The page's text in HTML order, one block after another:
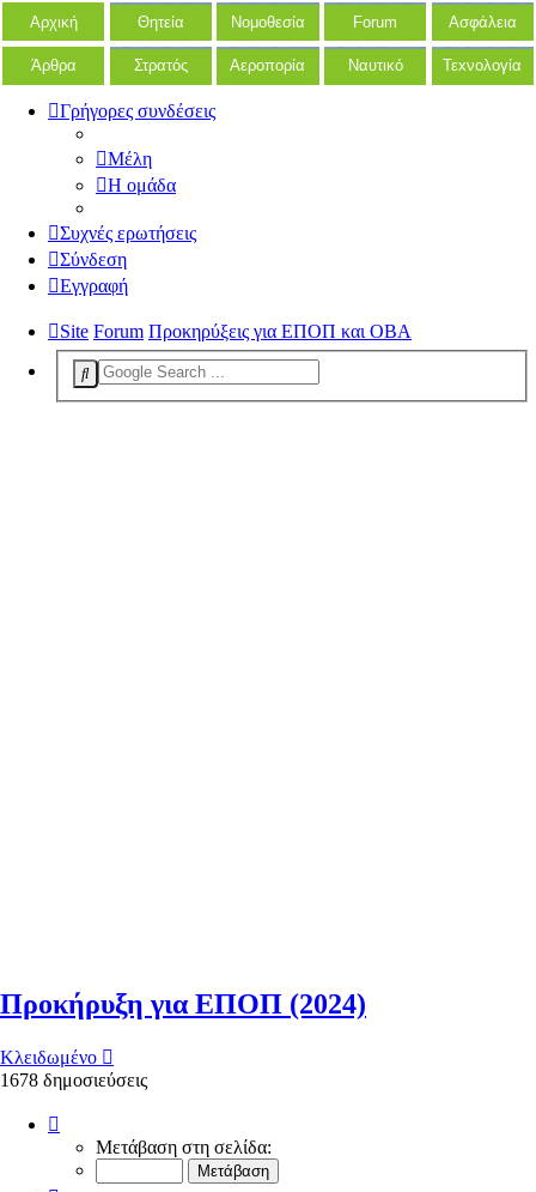
Αρχική Θητεία Νομοθεσία Forum Ασφάλεια
Άρθρα Στρατός Αεροπορία Ναυτικό Τεxνολογία
Γρήγορες συνδέσεις
Μέλη
Η ομάδα
Συχνές ερωτήσεις
Σύνδεση
Εγγραφή
Site Forum Προκηρύξεις για ΕΠΟΠ και ΟΒΑ
Προκήρυξη για ΕΠΟΠ (2024)
Κλειδωμένο
1678 δημοσιεύσεις
46
από
Μετάβαση στη σελίδα: